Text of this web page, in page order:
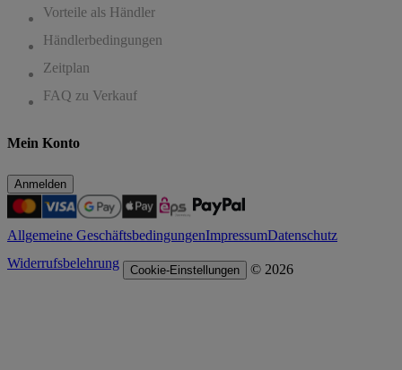
Vorteile als Händler
Händlerbedingungen
Zeitplan
FAQ zu Verkauf
Mein Konto
Anmelden
Allgemeine GeschäftsbedingungenImpressumDatenschutz
Widerrufsbelehrung
Cookie-Einstellungen © 2026